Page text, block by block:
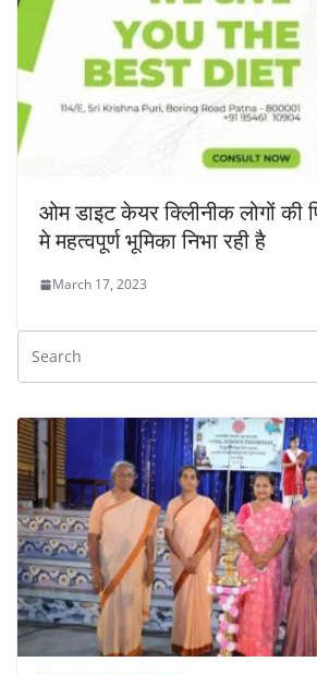
ओम डाइट केयर क्लिीनीक लोगों की
मे महत्वपूर्ण भूमिका निभा रही है
March 17, 2023